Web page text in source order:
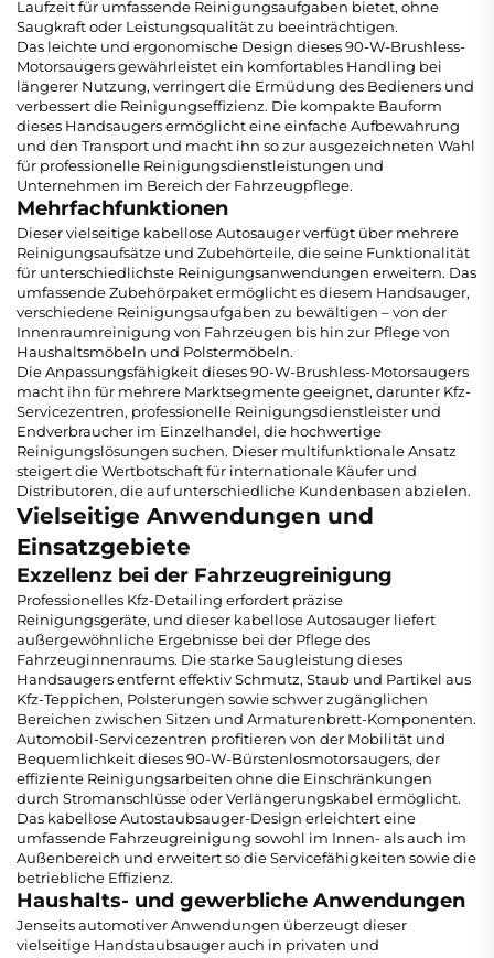
Laufzeit für umfassende Reinigungsaufgaben bietet, ohne
Saugkraft oder Leistungsqualität zu beeinträchtigen.
Das leichte und ergonomische Design dieses 90-W-Brushless-
Motorsaugers gewährleistet ein komfortables Handling bei
längerer Nutzung, verringert die Ermüdung des Bedieners und
verbessert die Reinigungseffizienz. Die kompakte Bauform
dieses Handsaugers ermöglicht eine einfache Aufbewahrung
und den Transport und macht ihn so zur ausgezeichneten Wahl
für professionelle Reinigungsdienstleistungen und
Unternehmen im Bereich der Fahrzeugpflege.
Mehrfachfunktionen
Dieser vielseitige kabellose Autosauger verfügt über mehrere
Reinigungsaufsätze und Zubehörteile, die seine Funktionalität
für unterschiedlichste Reinigungsanwendungen erweitern. Das
umfassende Zubehörpaket ermöglicht es diesem Handsauger,
verschiedene Reinigungsaufgaben zu bewältigen – von der
Innenraumreinigung von Fahrzeugen bis hin zur Pflege von
Haushaltsmöbeln und Polstermöbeln.
Die Anpassungsfähigkeit dieses 90-W-Brushless-Motorsaugers
macht ihn für mehrere Marktsegmente geeignet, darunter Kfz-
Servicezentren, professionelle Reinigungsdienstleister und
Endverbraucher im Einzelhandel, die hochwertige
Reinigungslösungen suchen. Dieser multifunktionale Ansatz
steigert die Wertbotschaft für internationale Käufer und
Distributoren, die auf unterschiedliche Kundenbasen abzielen.
Vielseitige Anwendungen und
Einsatzgebiete
Exzellenz bei der Fahrzeugreinigung
Professionelles Kfz-Detailing erfordert präzise
Reinigungsgeräte, und dieser kabellose Autosauger liefert
außergewöhnliche Ergebnisse bei der Pflege des
Fahrzeuginnenraums. Die starke Saugleistung dieses
Handsaugers entfernt effektiv Schmutz, Staub und Partikel aus
Kfz-Teppichen, Polsterungen sowie schwer zugänglichen
Bereichen zwischen Sitzen und Armaturenbrett-Komponenten.
Automobil-Servicezentren profitieren von der Mobilität und
Bequemlichkeit dieses 90-W-Bürstenlosmotorsaugers, der
effiziente Reinigungsarbeiten ohne die Einschränkungen
durch Stromanschlüsse oder Verlängerungskabel ermöglicht.
Das kabellose Autostaubsauger-Design erleichtert eine
umfassende Fahrzeugreinigung sowohl im Innen- als auch im
Außenbereich und erweitert so die Servicefähigkeiten sowie die
betriebliche Effizienz.
Haushalts- und gewerbliche Anwendungen
Jenseits automotiver Anwendungen überzeugt dieser
vielseitige Handstaubsauger auch in privaten und